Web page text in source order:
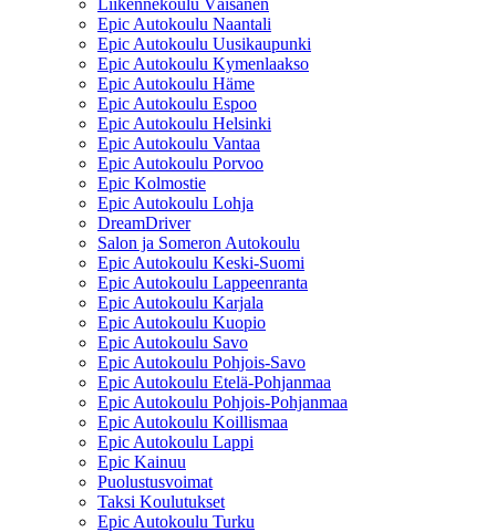
Epic Autokoulu Naantali
Epic Autokoulu Uusikaupunki
Epic Autokoulu Kymenlaakso
Epic Autokoulu Häme
Epic Autokoulu Espoo
Epic Autokoulu Helsinki
Epic Autokoulu Vantaa
Epic Autokoulu Porvoo
Epic Kolmostie
Epic Autokoulu Lohja
DreamDriver
Salon ja Someron Autokoulu
Epic Autokoulu Keski-Suomi
Epic Autokoulu Lappeenranta
Epic Autokoulu Karjala
Epic Autokoulu Kuopio
Epic Autokoulu Savo
Epic Autokoulu Pohjois-Savo
Epic Autokoulu Etelä-Pohjanmaa
Epic Autokoulu Pohjois-Pohjanmaa
Epic Autokoulu Koillismaa
Epic Autokoulu Lappi
Epic Kainuu
Puolustusvoimat
Taksi Koulutukset
Epic Autokoulu Turku